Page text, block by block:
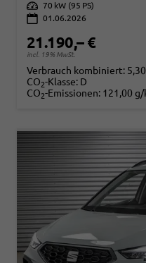
Leistung 70 kW (95 PS)
01.06.2026
21.190,– €
incl. 19% MwSt.
Verbrauch kombiniert:
CO2-Klasse: D
CO2-Emissionen: 121,00 g/